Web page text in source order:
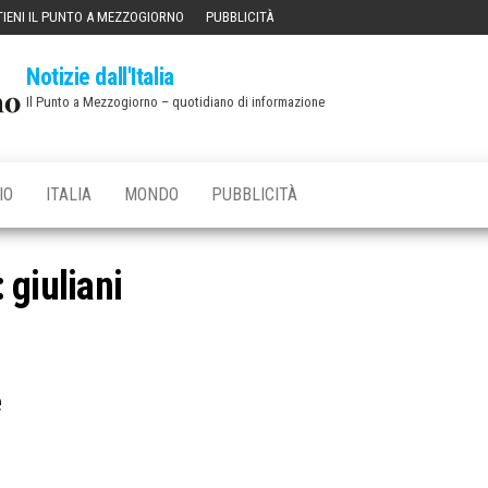
IL PUNTO A MEZZOGIORNO PUBBLICITÀ
Notizie dall'Italia
Il Punto a Mezzogiorno – quotidiano di informazione
ITALIA MONDO PUBBLICITÀ
giuliani